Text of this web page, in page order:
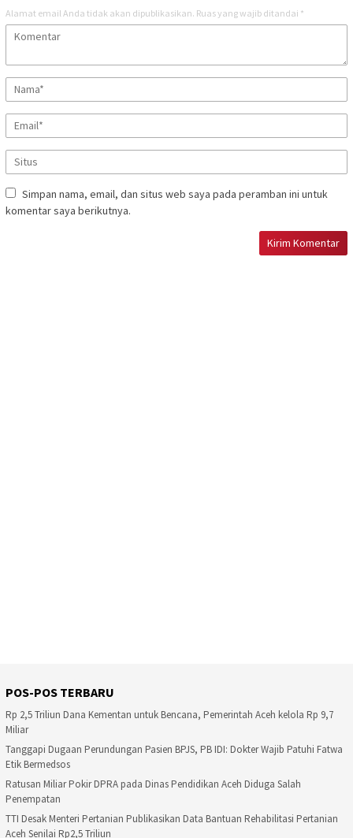
Alamat email Anda tidak akan dipublikasikan. Ruas yang wajib ditandai *
Simpan nama, email, dan situs web saya pada peramban ini untuk
komentar saya berikutnya.
POS-POS TERBARU
Rp 2,5 Triliun Dana Kementan untuk Bencana, Pemerintah Aceh kelola Rp 9,7
Miliar
Tanggapi Dugaan Perundungan Pasien BPJS, PB IDI: Dokter Wajib Patuhi Fatwa
Etik Bermedsos
Ratusan Miliar Pokir DPRA pada Dinas Pendidikan Aceh Diduga Salah
Penempatan
TTI Desak Menteri Pertanian Publikasikan Data Bantuan Rehabilitasi Pertanian
Aceh Senilai Rp2,5 Triliun